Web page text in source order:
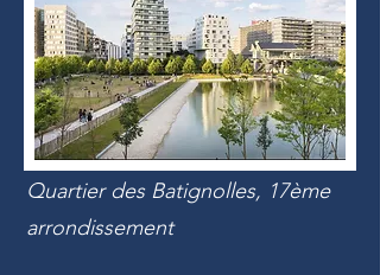
Quartier des Batignolles, 17ème
arrondissement